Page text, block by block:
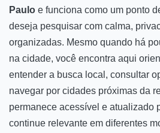
Paulo e funciona como um ponto
deseja pesquisar com calma,
organizadas. Mesmo quando há
na cidade, você encontra aqui
entender a busca local, consultar
navegar por cidades próximas da
permanece acessível e atualizado
continue relevante em diferentes